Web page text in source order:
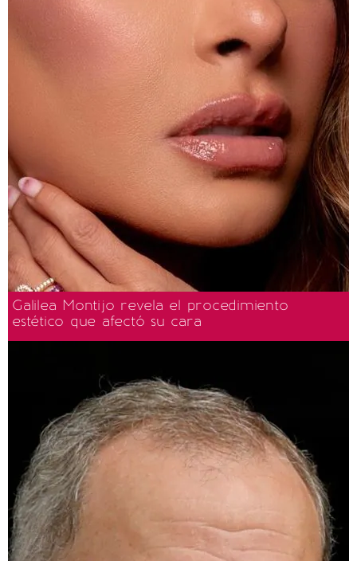
Galilea Montijo revela el procedimiento
estético que afectó su cara